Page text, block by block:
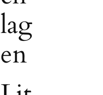
lag
en